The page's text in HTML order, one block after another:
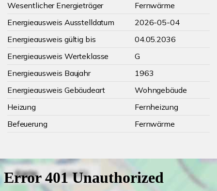
Wesentlicher Energieträger
Fernwärme
Energieausweis Ausstelldatum
2026-05-04
Energieausweis gültig bis
04.05.2036
Energieausweis Werteklasse
G
Energieausweis Baujahr
1963
Energieausweis Gebäudeart
Wohngebäude
Heizung
Fernheizung
Befeuerung
Fernwärme